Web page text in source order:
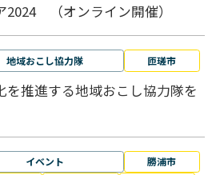
2024 （オンライン開催）
地域おこし協力隊 匝瑳市
を推進する地域おこし協⼒隊を
イベント
勝浦市